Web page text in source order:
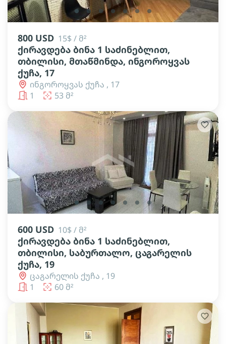
lens lens lens lens lens lens lens
800 USD 15$ / მ²
ქირავდება ბინა 1 საძინებლით,
თბილისი, მთაწმინდა, ინგოროყვას
ქუჩა, 17
ინგოროყვას ქუჩა , 17
1
53 მ²
lens lens lens lens lens lens lens
600 USD 10$ / მ²
ქირავდება ბინა 1 საძინებლით,
თბილისი, საბურთალო, ცაგარელის
ქუჩა, 19
ცაგარელის ქუჩა , 19
1
60 მ²